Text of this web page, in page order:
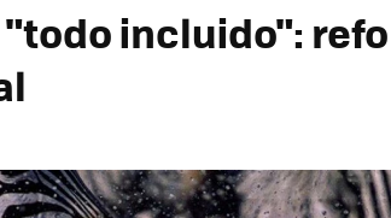
incluido":